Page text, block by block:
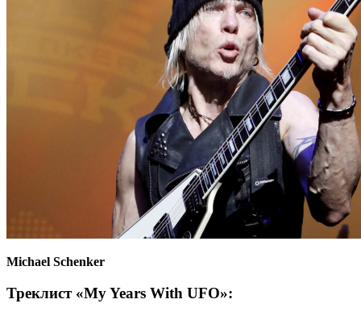
Michael Schenker
Треклист «My Years With UFO»: